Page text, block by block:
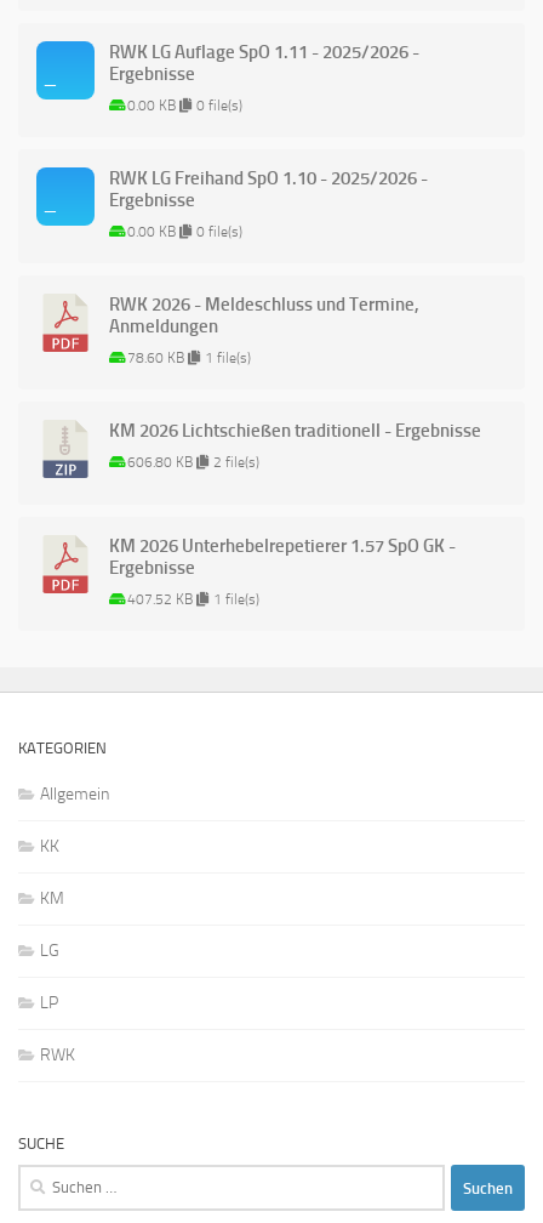
RWK LG Auflage SpO 1.11 - 2025/2026 -
Ergebnisse
0.00 KB 0 file(s)
RWK LG Freihand SpO 1.10 - 2025/2026 -
Ergebnisse
0.00 KB 0 file(s)
RWK 2026 - Meldeschluss und Termine,
Anmeldungen
78.60 KB 1 file(s)
KM 2026 Lichtschießen traditionell - Ergebnisse
606.80 KB 2 file(s)
KM 2026 Unterhebelrepetierer 1.57 SpO GK -
Ergebnisse
407.52 KB 1 file(s)
KATEGORIEN
Allgemein
KK
KM
LG
LP
RWK
SUCHE
Suchen